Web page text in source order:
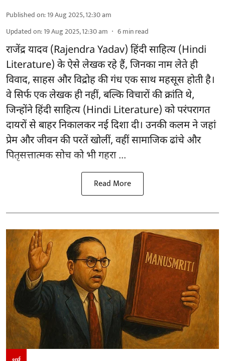
Published on:19 Aug 2025, 12:30 am
Updated on:19 Aug 2025, 12:30 am 6min read
राजेंद्र यादव (Rajendra Yadav) हिंदी साहित्य (Hindi
Literature) के ऐसे लेखक रहे हैं, जिनका नाम लेते ही
विवाद, साहस और विद्रोह की गंध एक साथ महसूस होती है।
वे सिर्फ एक लेखक ही नहीं, बल्कि विचारों की क्रांति थे,
जिन्होंने हिंदी साहित्य (Hindi Literature) को परंपरागत
दायरों से बाहर निकालकर नई दिशा दी। उनकी कलम ने जहां
प्रेम और जीवन की परतें खोलीं, वहीं सामाजिक ढांचे और
पितृसत्तात्मक सोच को भी गहरा ...
Read More